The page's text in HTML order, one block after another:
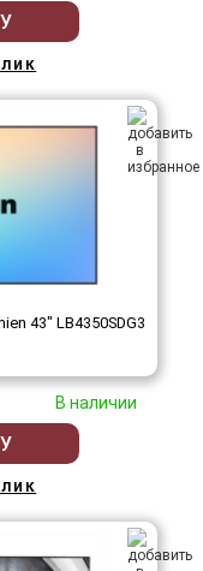
43" LB4350SDG3
В наличии